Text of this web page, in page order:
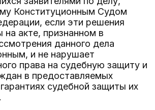
Конституционным Судом
если эти решения
на акте, признанном в
данного дела
и не нарушает
права на судебную защиту и
в предоставляемых
судебной защиты их